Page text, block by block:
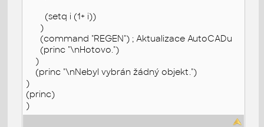
(setq i (1+ i))
)
(command "REGEN") ; Aktualizace AutoCADu
(princ "\nHotovo.")
)
(princ "\nNebyl vybrán žádný objekt.")
)
(princ)
)